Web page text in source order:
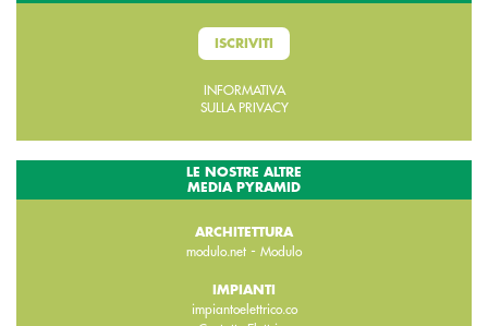
ISCRIVITI
INFORMATIVA
SULLA PRIVACY
LE NOSTRE ALTRE
MEDIA PYRAMID
ARCHITETTURA
modulo.net - Modulo
IMPIANTI
impiantoelettrico.co